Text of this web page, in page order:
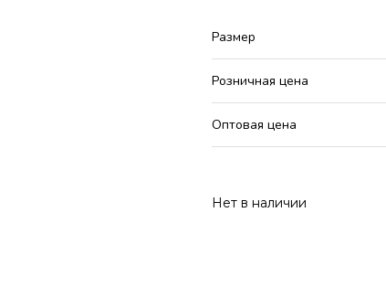
Размер
Розничная цена
Оптовая цена
Нет в наличии